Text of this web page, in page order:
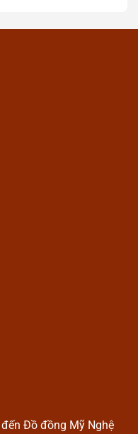
Đồ đồng Mỹ Nghệ